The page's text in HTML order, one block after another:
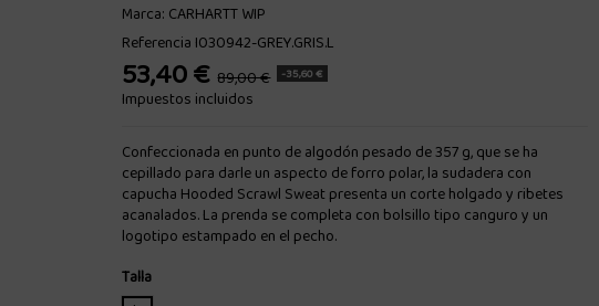
Marca: CARHARTT WIP
Referencia I030942-GREY.GRIS.L
53,40 € 89,00 € -35,60 €
Impuestos incluidos
Confeccionada en punto de algodón pesado de 357 g, que se ha
cepillado para darle un aspecto de forro polar, la sudadera con
capucha Hooded Scrawl Sweat presenta un corte holgado y ribetes
acanalados. La prenda se completa con bolsillo tipo canguro y un
logotipo estampado en el pecho.
Talla